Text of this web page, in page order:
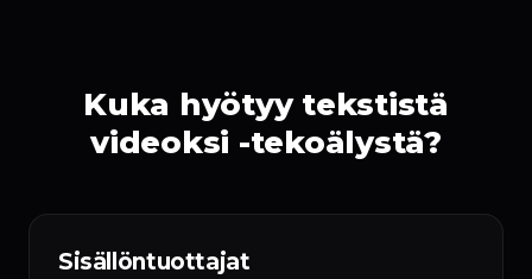
Kuka hyötyy tekstistä
videoksi -tekoälystä?
Sisällöntuottajat